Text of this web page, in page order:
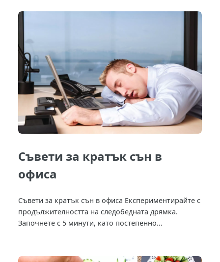
Съвети за кратък сън в
офиса
Съвети за кратък сън в офиса Експериментирайте с
продължителността на следобедната дрямка.
Започнете с 5 минути, като постепенно...